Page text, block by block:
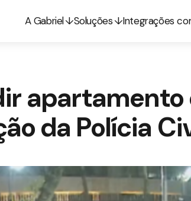
A Gabriel Soluções Integrações
apartamento
da Polícia